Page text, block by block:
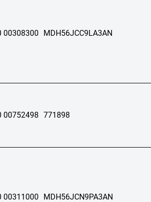
00308300 MDH56JCC9LA3AN
00752498 771898
00311000 MDH56JCN9PA3AN